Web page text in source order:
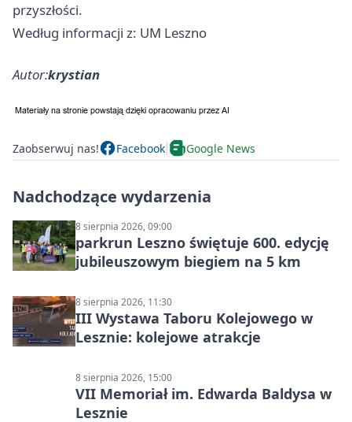
przyszłości.
Według informacji z: UM Leszno
Autor:krystian
Zaobserwuj nas! Facebook Google News
Nadchodzące wydarzenia
8 sierpnia 2026, 09:00
parkrun Leszno świętuje 600. edycję
jubileuszowym biegiem na 5 km
8 sierpnia 2026, 11:30
III Wystawa Taboru Kolejowego w
Lesznie: kolejowe atrakcje
8 sierpnia 2026, 15:00
VII Memoriał im. Edwarda Baldysa w
Lesznie